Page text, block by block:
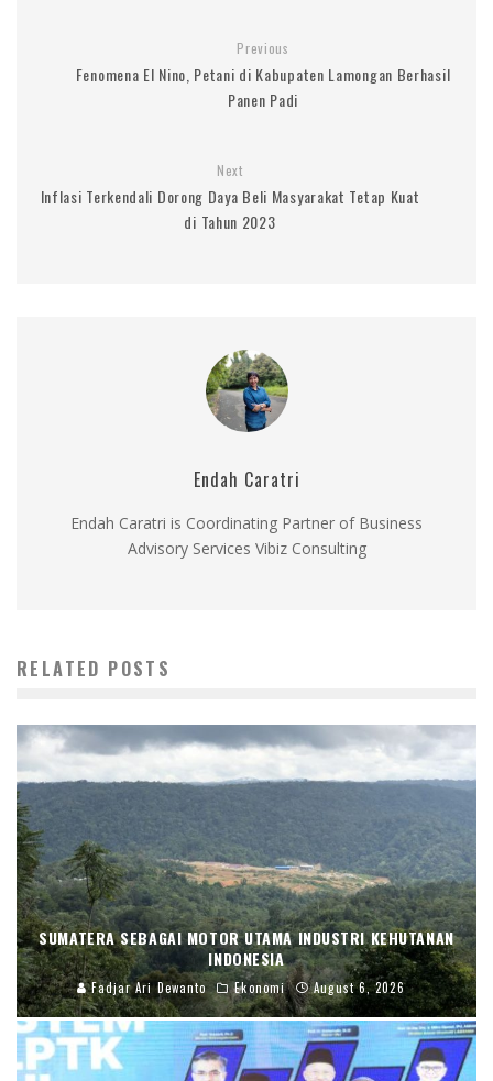
Previous
Fenomena El Nino, Petani di Kabupaten Lamongan Berhasil
Panen Padi
Next
Inflasi Terkendali Dorong Daya Beli Masyarakat Tetap Kuat
di Tahun 2023
Endah Caratri
Endah Caratri is Coordinating Partner of Business
Advisory Services Vibiz Consulting
RELATED POSTS
SUMATERA SEBAGAI MOTOR UTAMA INDUSTRI KEHUTANAN
INDONESIA
Fadjar Ari Dewanto Ekonomi August 6, 2026